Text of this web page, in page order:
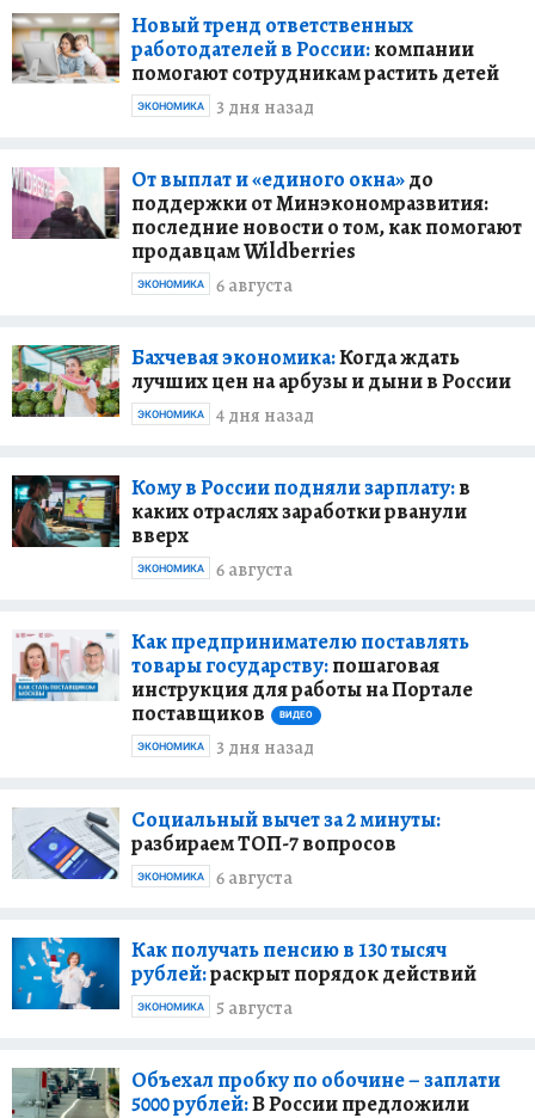
Новый тренд ответственных
работодателей в России:компании
помогают сотрудникам растить детей
3 дня назад
ЭКОНОМИКА
От выплат и «единого окна»до
поддержки от Минэкономразвития:
последние новости о том, как помогают
продавцам Wildberries
6 августа
ЭКОНОМИКА
Бахчевая экономика:Когда ждать
лучших цен на арбузы и дыни в России
4 дня назад
ЭКОНОМИКА
Кому в России подняли зарплату:в
каких отраслях заработки рванули
вверх
6 августа
ЭКОНОМИКА
Как предпринимателю поставлять
товары государству:пошаговая
инструкция для работы на Портале
поставщиков
ВИДЕО
3 дня назад
ЭКОНОМИКА
Социальный вычет за 2 минуты:
разбираем ТОП-7 вопросов
6 августа
ЭКОНОМИКА
Как получать пенсию в 130 тысяч
рублей:раскрыт порядок действий
5 августа
ЭКОНОМИКА
Объехал пробку по обочине – заплати
5000 рублей:В России предложили